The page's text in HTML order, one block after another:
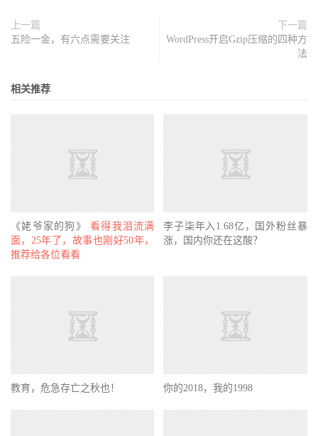
上一篇
五险一金，有六点需要关注
下一篇
WordPress开启Gzip压缩的四种方
法
相关推荐
《姥爷家的狗》看得我泪流满
面，25年了，故事也刚好50年，
推荐给各位看看
李子柒年入1.68亿，国外粉丝暴
涨，国内你还在这酸？
教育，危急存亡之秋也！ 你的2018，我的1998